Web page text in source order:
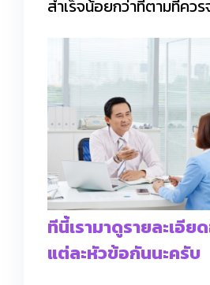
สำเร็จน้อยกว่าที่ตามที่ควร
ทีนี้เรามาดูรายละเอี
แต่ละหัวข้อกันนะครับ